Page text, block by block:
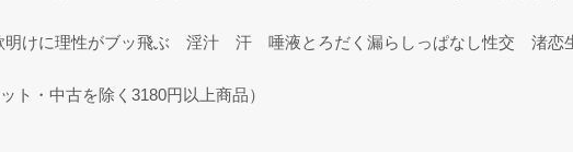
明けに理性がブッ飛ぶ 淫汁 汗 唾液とろだく漏らしっぱなし性交 渚恋
・中古を除く3180円以上商品）